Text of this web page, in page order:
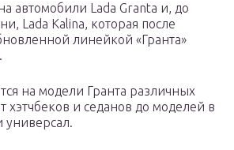
автомобили Lada Granta и, до
Lada Kalina, которая после
линейкой «Гранта»
на модели Гранта различных
хэтчбеков и седанов до моделей в
универсал.